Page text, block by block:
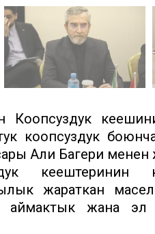
Коопсуздук
коопсуздук
Али Багери менен
кеңештеринин
жараткан
жана эл